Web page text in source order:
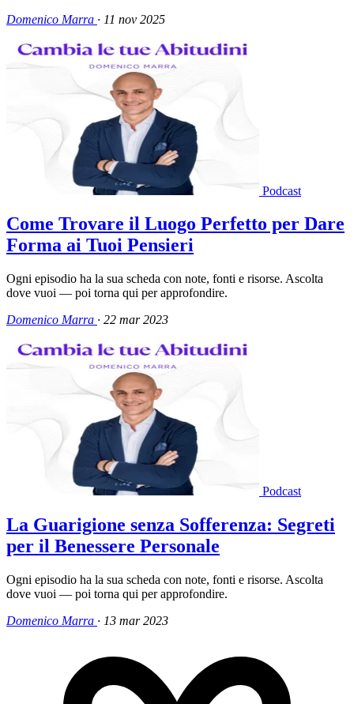
Domenico Marra · 11 nov 2025
Podcast
Come Trovare il Luogo Perfetto per Dare
Forma ai Tuoi Pensieri
Ogni episodio ha la sua scheda con note, fonti e risorse. Ascolta
dove vuoi — poi torna qui per approfondire.
Domenico Marra · 22 mar 2023
Podcast
La Guarigione senza Sofferenza: Segreti
per il Benessere Personale
Ogni episodio ha la sua scheda con note, fonti e risorse. Ascolta
dove vuoi — poi torna qui per approfondire.
Domenico Marra · 13 mar 2023